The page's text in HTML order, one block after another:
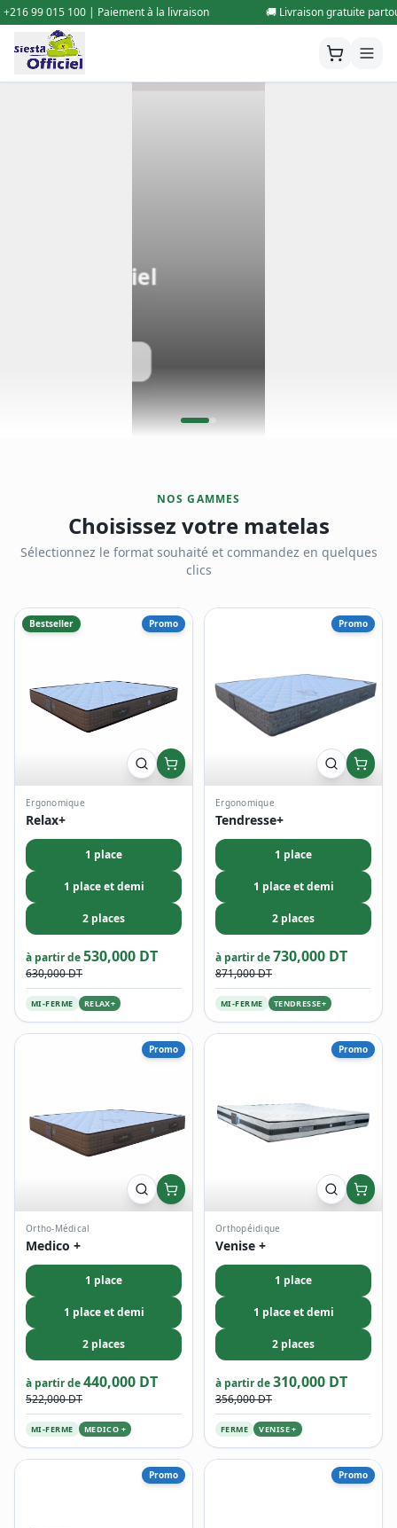
à la livraison 🚚 Livraison gratuite partout en Tunisie | 📞 +216
NOS GAMMES
Choisissez votre matelas
Sélectionnez le format souhaité et commandez en quelques
clics
Bestseller Promo
Ergonomique
Relax+
1 place
1 place et demi
2 places
à partir de530,000 DT
630,000 DT
MI-FERME RELAX+
Promo
Ergonomique
Tendresse+
1 place
1 place et demi
2 places
à partir de730,000 DT
871,000 DT
MI-FERME TENDRESSE+
Promo
Ortho-Médical
Medico +
1 place
1 place et demi
2 places
à partir de440,000 DT
522,000 DT
MI-FERME MEDICO +
Promo
Orthopéidique
Venise +
1 place
1 place et demi
2 places
à partir de310,000 DT
356,000 DT
FERME VENISE +
Promo Promo